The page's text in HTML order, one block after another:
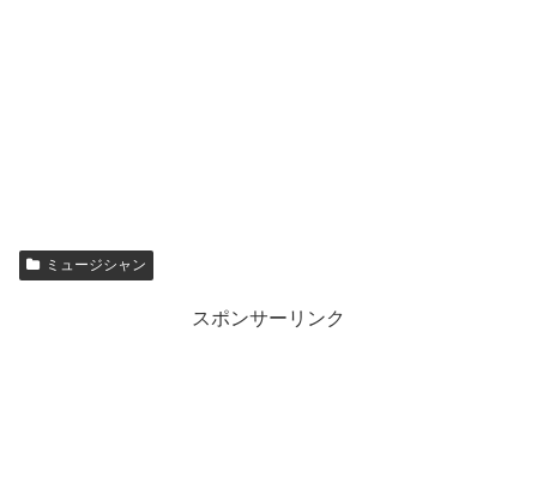
ミュージシャン
スポンサーリンク